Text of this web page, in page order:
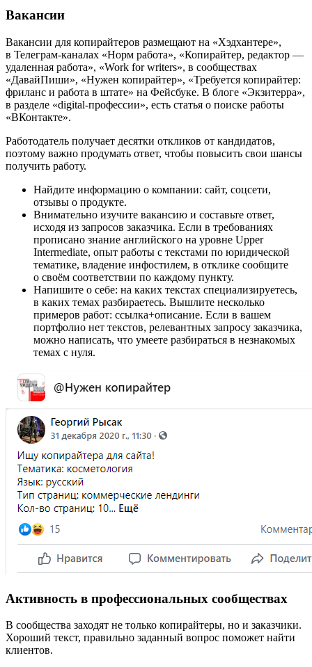
Вакансии
Вакансии для копирайтеров размещают на «Хэдхантере»,
в Телеграм-каналах «Норм работа», «Копирайтер, редактор —
удаленная работа», «Work for writers», в сообществах
«ДавайПиши», «Нужен копирайтер», «Требуется копирайтер:
фриланс и работа в штате» на Фейсбуке. В блоге «Экзитерра»,
в разделе «digital-профессии», есть статья о поиске работы
«ВКонтакте».
Работодатель получает десятки откликов от кандидатов,
поэтому важно продумать ответ, чтобы повысить свои шансы
получить работу.
Найдите информацию о компании: сайт, соцсети,
отзывы о продукте.
Внимательно изучите вакансию и составьте ответ,
исходя из запросов заказчика. Если в требованиях
прописано знание английского на уровне Upper
Intermediate, опыт работы с текстами по юридической
тематике, владение инфостилем, в отклике сообщите
о своём соответствии по каждому пункту.
Напишите о себе: на каких текстах специализируетесь,
в каких темах разбираетесь. Вышлите несколько
примеров работ: ссылка+описание. Если в вашем
портфолио нет текстов, релевантных запросу заказчика,
можно написать, что умеете разбираться в незнакомых
темах с нуля.
Активность в профессиональных сообществах
В сообщества заходят не только копирайтеры, но и заказчики.
Хороший текст, правильно заданный вопрос поможет найти
клиентов.